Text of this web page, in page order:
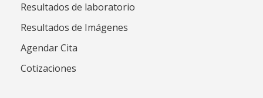
Resultados de laboratorio
Resultados de Imágenes
Agendar Cita
Cotizaciones